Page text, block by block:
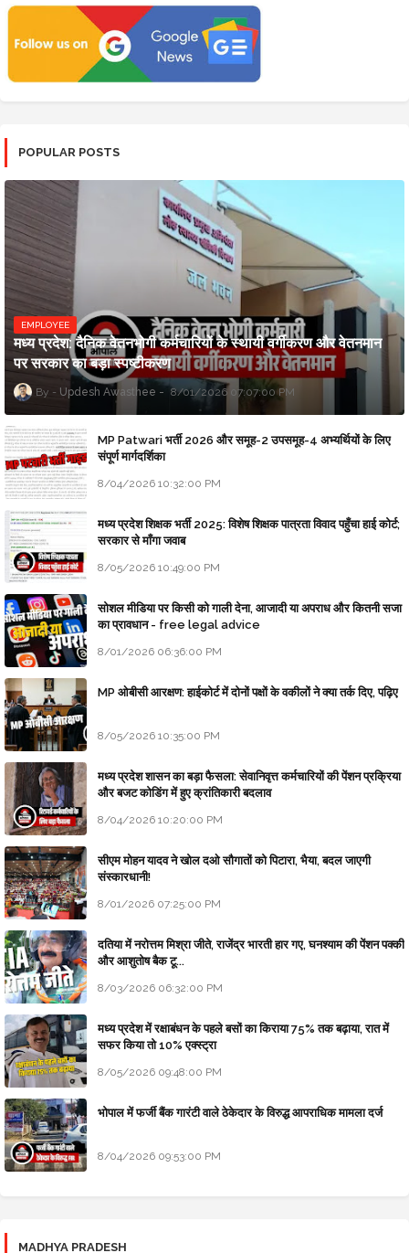
POPULAR POSTS
EMPLOYEE
मध्य प्रदेश: दैनिक वेतनभोगी कर्मचारियों के स्थायी वर्गीकरण और वेतनमान
पर सरकार का बड़ा स्पष्टीकरण
Updesh Awasthee 8/01/2026 07:07:00 PM
MP Patwari भर्ती 2026 और समूह-2 उपसमूह-4 अभ्यर्थियों के लिए
संपूर्ण मार्गदर्शिका
8/04/2026 10:32:00 PM
मध्य प्रदेश शिक्षक भर्ती 2025: विशेष शिक्षक पात्रता विवाद पहुँचा हाई कोर्ट;
सरकार से माँगा जवाब
8/05/2026 10:49:00 PM
सोशल मीडिया पर किसी को गाली देना, आजादी या अपराध और कितनी सजा
का प्रावधान - free legal advice
8/01/2026 06:36:00 PM
MP ओबीसी आरक्षण: हाईकोर्ट में दोनों पक्षों के वकीलों ने क्या तर्क दिए, पढ़िए
8/05/2026 10:35:00 PM
मध्य प्रदेश शासन का बड़ा फैसला: सेवानिवृत्त कर्मचारियों की पेंशन प्रक्रिया
और बजट कोडिंग में हुए क्रांतिकारी बदलाव
8/04/2026 10:20:00 PM
सीएम मोहन यादव ने खोल दओ सौगातों को पिटारा, भैया, बदल जाएगी
संस्कारधानी!
8/01/2026 07:25:00 PM
दतिया में नरोत्तम मिश्रा जीते, राजेंद्र भारती हार गए, घनश्याम की पेंशन पक्की
और आशुतोष बैक टू...
8/03/2026 06:32:00 PM
मध्य प्रदेश में रक्षाबंधन के पहले बसों का किराया 75% तक बढ़ाया, रात में
सफर किया तो 10% एक्स्ट्रा
8/05/2026 09:48:00 PM
भोपाल में फर्जी बैंक गारंटी वाले ठेकेदार के विरुद्ध आपराधिक मामला दर्ज
8/04/2026 09:53:00 PM
MADHYA PRADESH